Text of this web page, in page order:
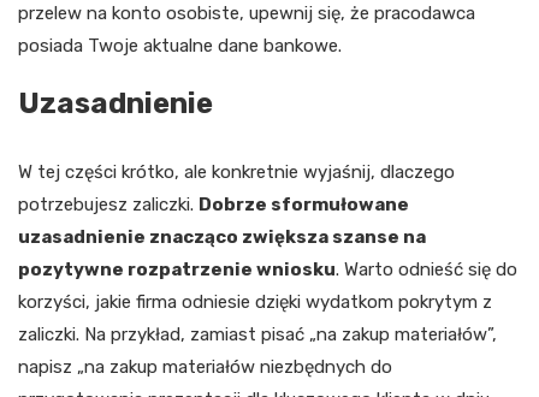
przelew na konto osobiste, upewnij się, że pracodawca
posiada Twoje aktualne dane bankowe.
Uzasadnienie
W tej części krótko, ale konkretnie wyjaśnij, dlaczego
potrzebujesz zaliczki. Dobrze sformułowane
uzasadnienie znacząco zwiększa szanse na
pozytywne rozpatrzenie wniosku. Warto odnieść się do
korzyści, jakie firma odniesie dzięki wydatkom pokrytym z
zaliczki. Na przykład, zamiast pisać „na zakup materiałów”,
napisz „na zakup materiałów niezbędnych do